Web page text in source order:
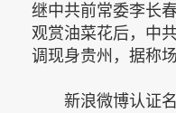
继中共前常委李长
观赏油菜花后，中
调现身贵州，据称场
新浪微博认证名